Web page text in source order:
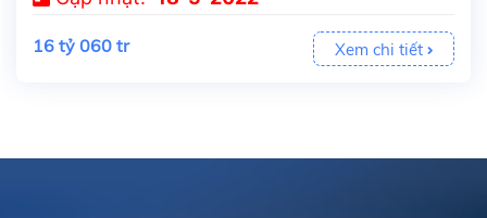
16 tỷ 060 tr Xem chi tiết